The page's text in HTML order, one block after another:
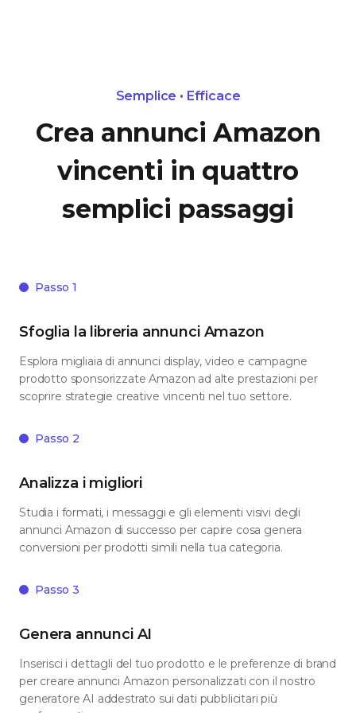
Semplice • Efficace
Crea annunci Amazon
vincenti in quattro
semplici passaggi
Passo 1
Sfoglia la libreria annunci Amazon
Esplora migliaia di annunci display, video e campagne
prodotto sponsorizzate Amazon ad alte prestazioni per
scoprire strategie creative vincenti nel tuo settore.
Passo 2
Analizza i migliori
Studia i formati, i messaggi e gli elementi visivi degli
annunci Amazon di successo per capire cosa genera
conversioni per prodotti simili nella tua categoria.
Passo 3
Genera annunci AI
Inserisci i dettagli del tuo prodotto e le preferenze di brand
per creare annunci Amazon personalizzati con il nostro
generatore AI addestrato sui dati pubblicitari più